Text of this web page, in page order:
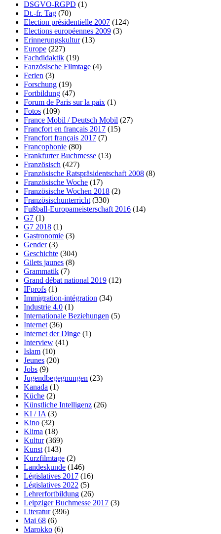
DSGVO-RGPD (1)
Dt.-fr. Tag (70)
Election présidentielle 2007 (124)
Elections européennes 2009 (3)
Erinnerungskultur(13)
Europe (227)
Fachdidaktik (19)
Fanzösische Filmtage (4)
Ferien (3)
Forschung (19)
Fortbildung (47)
Forum de Paris sur la paix (1)
Fotos (109)
France Mobil / Deutsch Mobil (27)
Francfort en français 2017 (15)
Francfort français 2017 (7)
Francophonie (80)
Frankfurter Buchmesse (13)
Französisch (427)
Französische Ratspräsidentschaft 2008 (8)
Französische Woche (17)
Französische Wochen 2018 (2)
Französischunterricht (330)
Fußball-Europameisterschaft 2016 (14)
G7 (1)
G7 2018 (1)
Gastronomie (3)
Gender(3)
Geschichte (304)
Gilets jaunes (8)
Grammatik (7)
Grand débat national 2019 (12)
IFprofs (1)
Immigration-intégration (34)
Industrie 4.0 (1)
Internationale Beziehungen (5)
Internet (36)
Internet der Dinge (1)
Interview (41)
Islam (10)
Jeunes (20)
Jobs (9)
Jugendbegegnungen (23)
Kanada (1)
Küche (2)
Künstliche Intelligenz (26)
KI / IA (3)
Kino (32)
Klima (18)
Kultur(369)
Kunst (143)
Kurzfilmtage (2)
Landeskunde (146)
Législatives 2017 (16)
Législatives 2022 (5)
Lehrerfortbildung (26)
Leipziger Buchmesse 2017 (3)
Literatur(396)
Mai 68 (6)
Marokko (6)